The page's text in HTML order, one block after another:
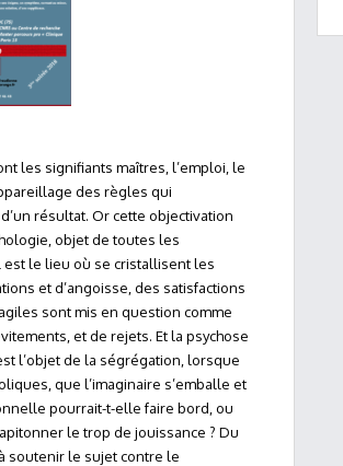
les signifiants maîtres, l’emploi, le
des règles qui
résultat. Or cette objectivation
objet de toutes les
le lieu où se cristallisent les
et d’angoisse, des satisfactions
sont mis en question comme
et de rejets. Et la psychose
l’objet de la ségrégation, lorsque
que l’imaginaire s’emballe et
pourrait-t-elle faire bord, ou
le trop de jouissance ? Du
soutenir le sujet contre le